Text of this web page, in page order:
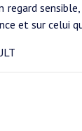
regard
et sur celui